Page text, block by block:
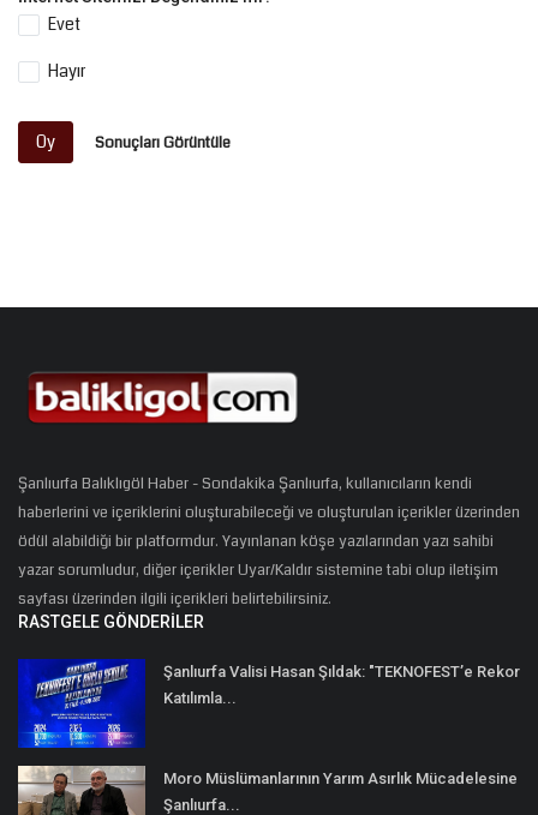
Evet
Hayır
Oy Sonuçları Görüntüle
Şanlıurfa Balıklıgöl Haber - Sondakika Şanlıurfa, kullanıcıların kendi
haberlerini ve içeriklerini oluşturabileceği ve oluşturulan içerikler üzerinden
ödül alabildiği bir platformdur. Yayınlanan köşe yazılarından yazı sahibi
yazar sorumludur, diğer içerikler Uyar/Kaldır sistemine tabi olup iletişim
sayfası üzerinden ilgili içerikleri belirtebilirsiniz.
RASTGELE GÖNDERILER
Şanlıurfa Valisi Hasan Şıldak: "TEKNOFEST’e Rekor
Katılımla...
Moro Müslümanlarının Yarım Asırlık Mücadelesine
Şanlıurfa...